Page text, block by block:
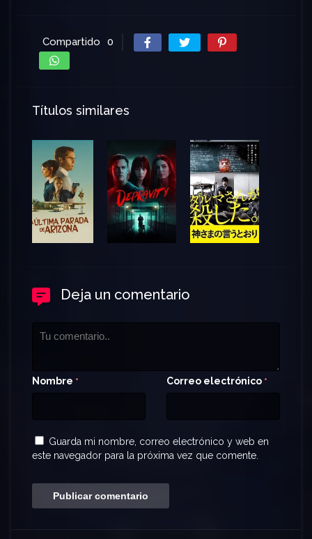
Compartido 0
Títulos similares
Deja un comentario
Nombre * Correo electrónico *
Guarda mi nombre, correo electrónico y web en
este navegador para la próxima vez que comente.